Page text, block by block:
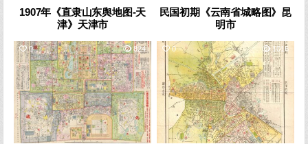
1907年《直隶山东舆地图-天
津》天津市
民国初期《云南省城略图》昆
明市
0 824 0 1016